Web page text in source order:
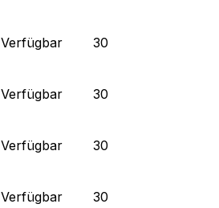
Verfügbar 30
Verfügbar 30
Verfügbar 30
Verfügbar 30